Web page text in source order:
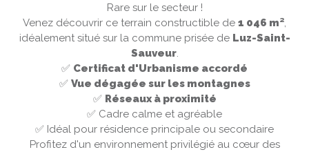
Rare sur le secteur !
Venez découvrir ce terrain constructible de 1 046 m²,
idéalement situé sur la commune prisée de Luz-Saint-
Sauveur.
✅ Certificat d'Urbanisme accordé
✅ Vue dégagée sur les montagnes
✅ Réseaux à proximité
✅ Cadre calme et agréable
✅ Idéal pour résidence principale ou secondaire
Profitez d'un environnement privilégié au cœur des